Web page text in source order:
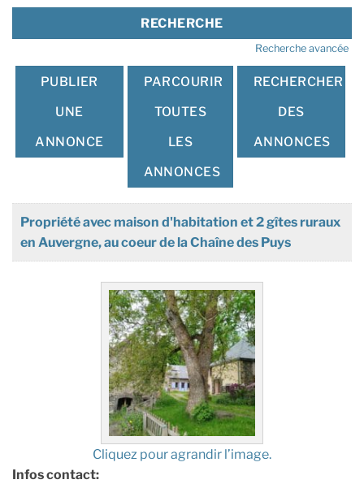
Recherche avancée
PUBLIER
UNE
ANNONCE
PARCOURIR
TOUTES
LES
ANNONCES
RECHERCHER
DES
ANNONCES
Propriété avec maison d'habitation et 2 gîtes ruraux
en Auvergne, au coeur de la Chaîne des Puys
Cliquez pour agrandir l’image.
Infos contact: